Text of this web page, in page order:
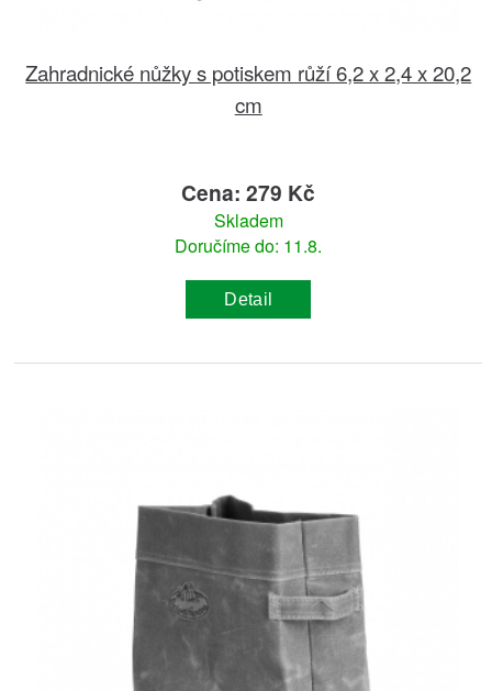
Zahradnické nůžky s potiskem růží 6,2 x 2,4 x 20,2
cm
Cena: 279 Kč
Skladem
Doručíme do: 11.8.
Detail